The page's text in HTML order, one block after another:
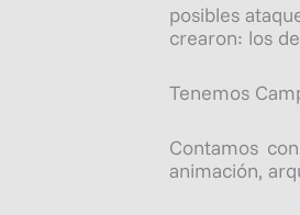
posibles
crearon: los
Tenemos
Contamos
animación,